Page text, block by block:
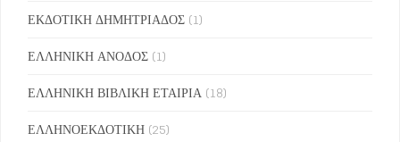
ΕΚΔΟΤΙΚΗ ΔΗΜΗΤΡΙΑΔΟΣ (1)
ΕΛΛΗΝΙΚΗ ΑΝΟΔΟΣ (1)
ΕΛΛΗΝΙΚΗ ΒΙΒΛΙΚΗ ΕΤΑΙΡΙΑ (18)
ΕΛΛΗΝΟΕΚΔΟΤΙΚΗ (25)